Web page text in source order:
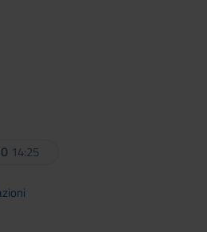
14:25